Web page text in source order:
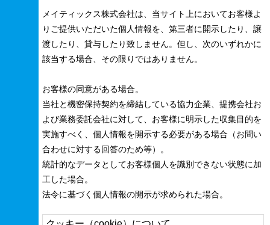
メイティックス株式会社は、当サイト上においてお客様よ
りご提供いただいた個人情報を、第三者に開示したり、譲
渡したり、貸与したり致しません。但し、次のいずれかに
該当する場合、その限りではありません。
お客様の同意がある場合。
当社と機密保持契約を締結している協力企業、提携会社お
よび業務委託会社に対して、お客様に明示した収集目的を
実施すべく、個人情報を開示する必要がある場合（お問い
合わせに対する回答のため等）。
統計的なデータとしてお客様個人を識別できない状態に加
工した場合。
法令に基づく個人情報の開示が求められた場合。